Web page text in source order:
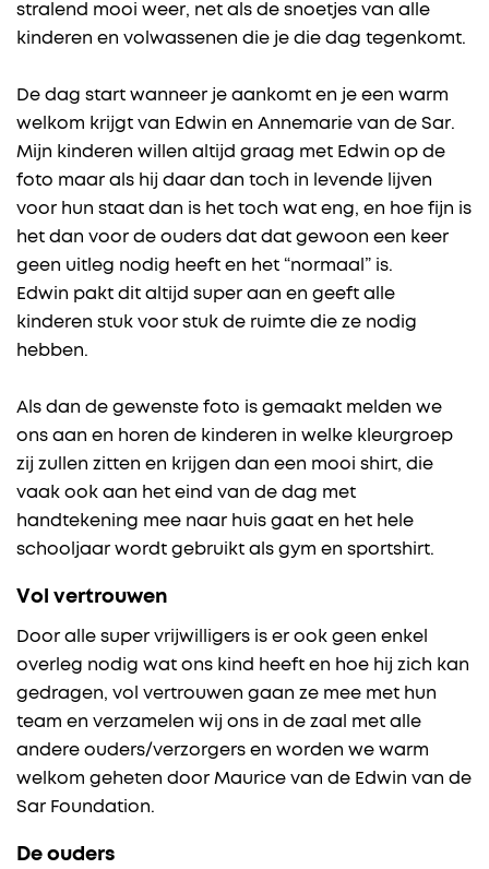
stralend mooi weer, net als de snoetjes van alle
kinderen en volwassenen die je die dag tegenkomt.
De dag start wanneer je aankomt en je een warm
welkom krijgt van Edwin en Annemarie van de Sar.
Mijn kinderen willen altijd graag met Edwin op de
foto maar als hij daar dan toch in levende lijven
voor hun staat dan is het toch wat eng, en hoe fijn is
het dan voor de ouders dat dat gewoon een keer
geen uitleg nodig heeft en het “normaal” is.
Edwin pakt dit altijd super aan en geeft alle
kinderen stuk voor stuk de ruimte die ze nodig
hebben.
Als dan de gewenste foto is gemaakt melden we
ons aan en horen de kinderen in welke kleurgroep
zij zullen zitten en krijgen dan een mooi shirt, die
vaak ook aan het eind van de dag met
handtekening mee naar huis gaat en het hele
schooljaar wordt gebruikt als gym en sportshirt.
Vol vertrouwen
Door alle super vrijwilligers is er ook geen enkel
overleg nodig wat ons kind heeft en hoe hij zich kan
gedragen, vol vertrouwen gaan ze mee met hun
team en verzamelen wij ons in de zaal met alle
andere ouders/verzorgers en worden we warm
welkom geheten door Maurice van de Edwin van de
Sar Foundation.
De ouders